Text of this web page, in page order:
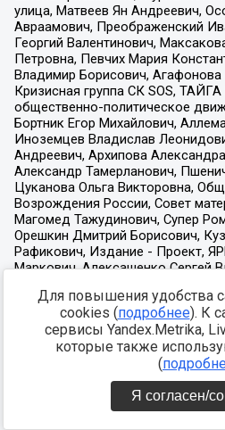
Для повышения удобства
cookies (подробнее). К
сервисы Yandex.Metrika,
которые также
(
Я согласен/